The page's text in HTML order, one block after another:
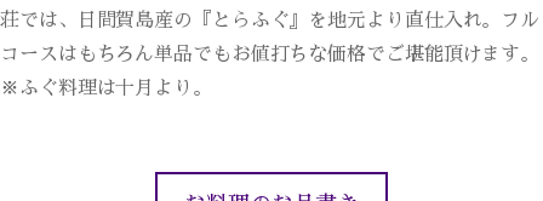
荘では、日間賀島産の『とらふぐ』を地元より直仕入れ。フル
コースはもちろん単品でもお値打ちな価格でご堪能頂けます。
※ふぐ料理は十月より。